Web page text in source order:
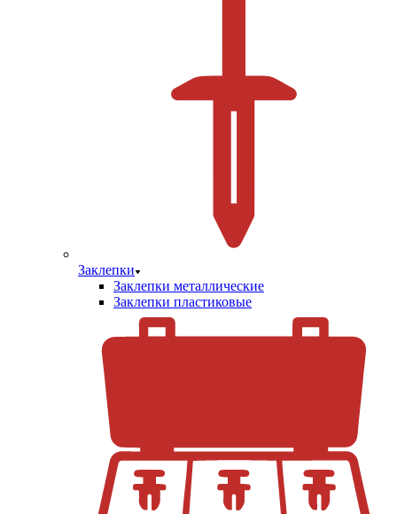
Заклепки
Заклепки металлические
Заклепки пластиковые